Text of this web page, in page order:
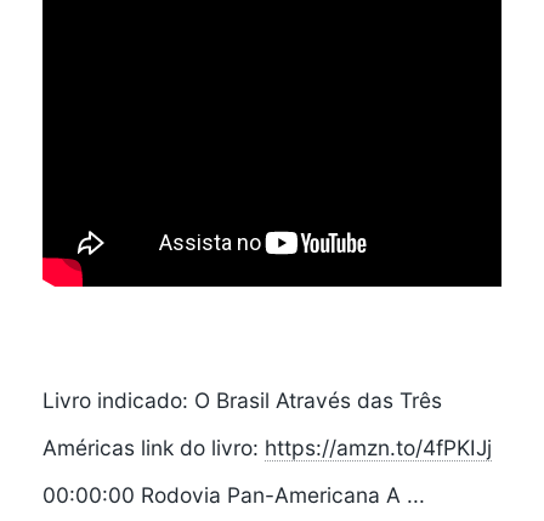
Livro indicado: O Brasil Através das Três
Américas link do livro: https://amzn.to/4fPKIJj
00:00:00 Rodovia Pan-Americana A ...